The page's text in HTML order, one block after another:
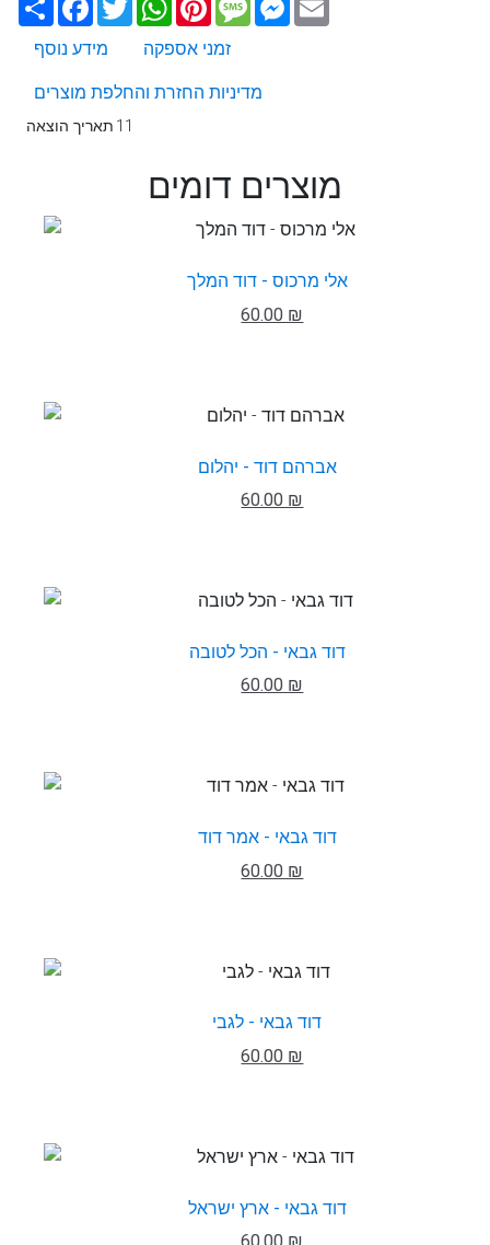
מידע נוסף
זמני אספקה
מדיניות החזרת והחלפת מוצרים
תאריך הוצאה 11
מוצרים דומים
אלי מרכוס - דוד המלך
60.00 ₪
אברהם דוד - יהלום
60.00 ₪
דוד גבאי - הכל לטובה
60.00 ₪
דוד גבאי - אמר דוד
60.00 ₪
דוד גבאי - לגבי
60.00 ₪
דוד גבאי - ארץ ישראל